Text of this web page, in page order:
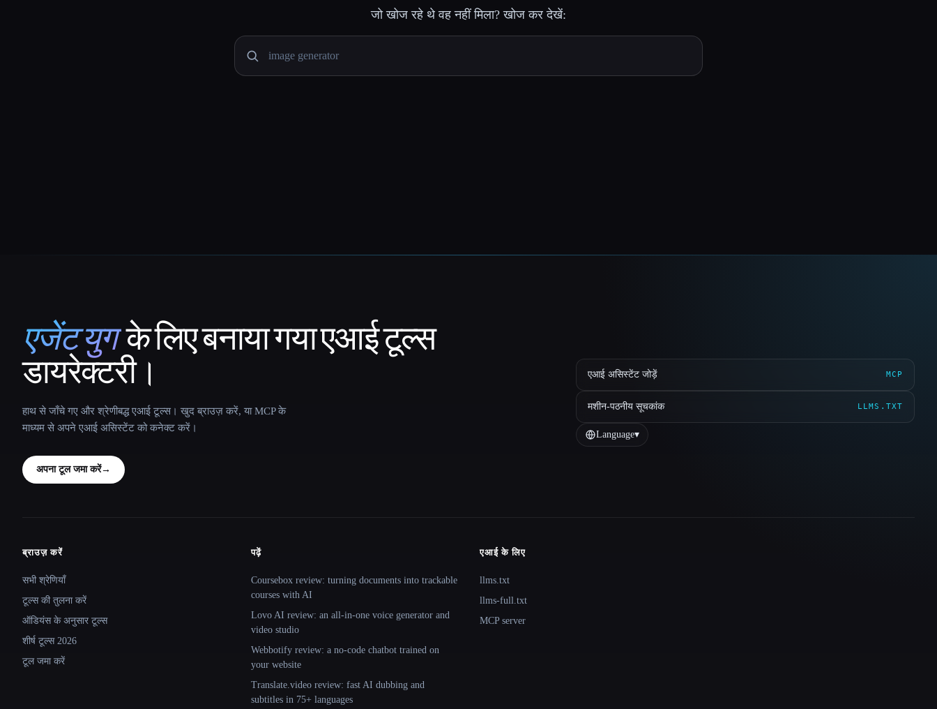
जो खोज रहे थे वह नहीं मिला? खोज कर देखें:
That AI Collection
एजेंट युग के लिए बनाया गया एआई टूल्स
डायरेक्टरी।
हाथ से जाँचे गए और श्रेणीबद्ध एआई टूल्स। खुद ब्राउज़ करें, या MCP के
माध्यम से अपने एआई असिस्टेंट को कनेक्ट करें।
अपना टूल जमा करें→
एआई असिस्टेंट जोड़ें MCP
मशीन-पठनीय सूचकांक LLMS.TXT
Language▾
Site navigation
ब्राउज़ करें
सभी श्रेणियाँ
टूल्स की तुलना करें
ऑडियंस के अनुसार टूल्स
शीर्ष टूल्स 2026
टूल जमा करें
पढ़ें
Coursebox review: turning documents into trackable
courses with AI
Lovo AI review: an all-in-one voice generator and
video studio
Webbotify review: a no-code chatbot trained on
your website
Translate.video review: fast AI dubbing and
subtitles in 75+ languages
एआई के लिए
llms.txt
llms-full.txt
MCP server